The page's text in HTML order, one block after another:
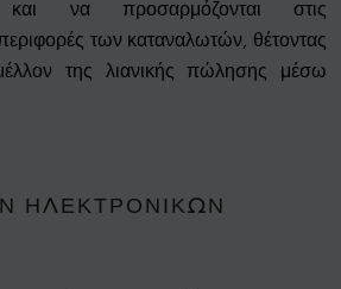
να προσαρμόζονται στις
των καταναλωτών, θέτοντας
της λιανικής πώλησης μέσω
ΗΛΕΚΤΡΟΝΙΚΏΝ